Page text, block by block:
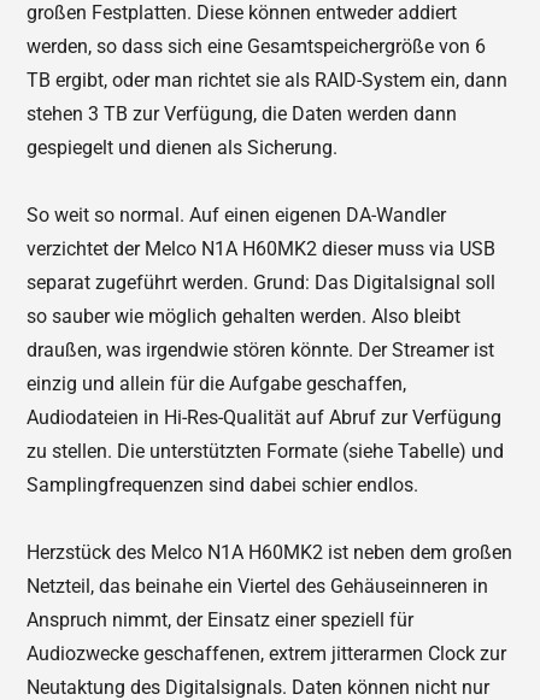
großen Festplatten. Diese können entweder addiert
werden, so dass sich eine Gesamtspeichergröße von 6
TB ergibt, oder man richtet sie als RAID-System ein, dann
stehen 3 TB zur Verfügung, die Daten werden dann
gespiegelt und dienen als Sicherung.
So weit so normal. Auf einen eigenen DA-Wandler
verzichtet der Melco N1A H60MK2 dieser muss via USB
separat zugeführt werden. Grund: Das Digitalsignal soll
so sauber wie möglich gehalten werden. Also bleibt
draußen, was irgendwie stören könnte. Der Streamer ist
einzig und allein für die Aufgabe geschaffen,
Audiodateien in Hi-Res-Qualität auf Abruf zur Verfügung
zu stellen. Die unterstützten Formate (siehe Tabelle) und
Samplingfrequenzen sind dabei schier endlos.
Herzstück des Melco N1A H60MK2 ist neben dem großen
Netzteil, das beinahe ein Viertel des Gehäuseinneren in
Anspruch nimmt, der Einsatz einer speziell für
Audiozwecke geschaffenen, extrem jitterarmen Clock zur
Neutaktung des Digitalsignals. Daten können nicht nur